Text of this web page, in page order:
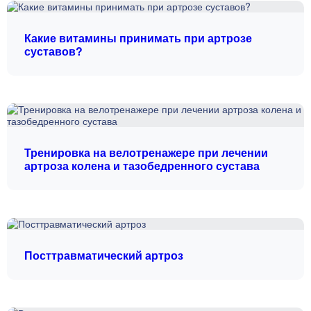
Какие витамины принимать при артрозе
суставов?
Тренировка на велотренажере при лечении
артроза колена и тазобедренного сустава
Посттравматический артроз